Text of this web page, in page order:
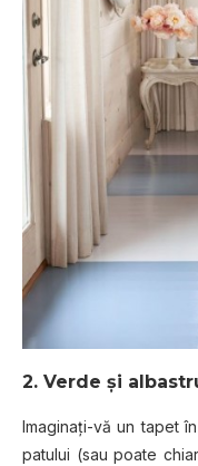
2. Verde și
Imaginați-vă un tapet
patului (sau poate